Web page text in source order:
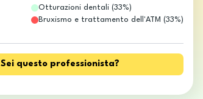
Otturazioni dentali(33%)
Bruxismo e trattamento dell'ATM (33%)
Sei questo professionista?